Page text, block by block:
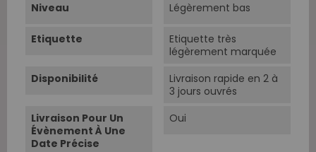
Niveau Légèrement bas
Etiquette
Etiquette très
légèrement marquée
Disponibilité
Livraison rapide en 2 à
3 jours ouvrés
Livraison Pour Un
Évènement À Une
Date Précise
Oui